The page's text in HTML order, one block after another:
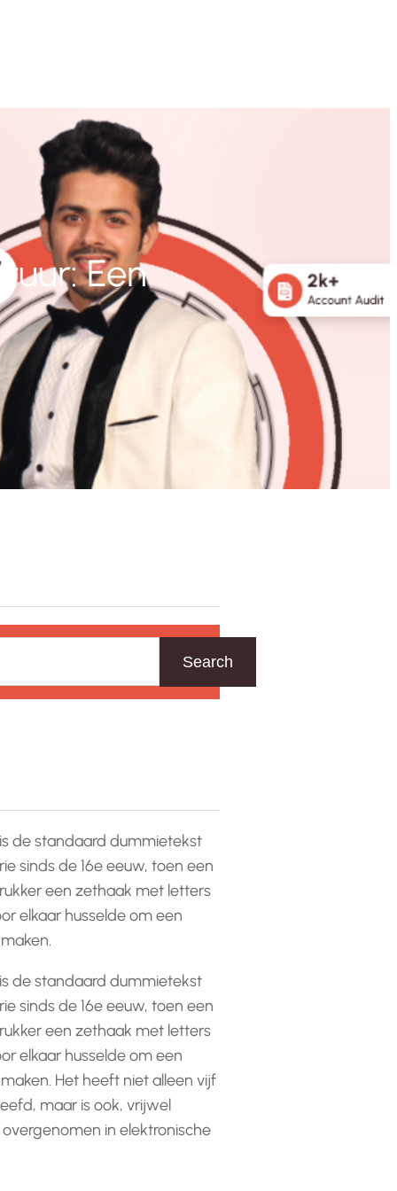
Een
Search
de standaard dummietekst
sinds de 16e eeuw, toen een
een zethaak met letters
elkaar husselde om een
de standaard dummietekst
sinds de 16e eeuw, toen een
een zethaak met letters
elkaar husselde om een
Het heeft niet alleen vijf
maar is ook, vrijwel
in elektronische